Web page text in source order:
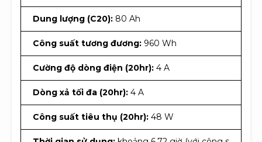
Dung lượng (C20): 80 Ah
Công suất tương đương: 960 Wh
Cường độ dòng điện (20hr): 4 A
Dòng xả tối đa (20hr): 4 A
Công suất tiêu thụ (20hr): 48 W